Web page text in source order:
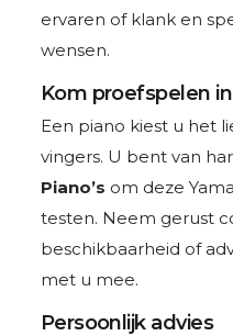
ervaren of klank en
wensen.
Kom proefspelen
Een piano kiest u het
vingers. U bent van
Piano’s om deze
testen. Neem gerust
beschikbaarheid of
met u mee.
Persoonlijk advies